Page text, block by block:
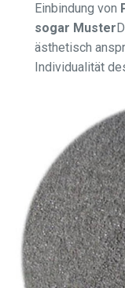
Einbindung von
sogar Muster
ästhetisch
Individualität